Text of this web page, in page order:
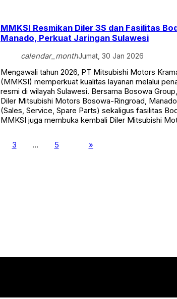
MMKSI Resmikan Diler 3S dan Fasilitas
Manado, Perkuat Jaringan Sulawesi
calendar_monthJumat, 30 Jan 2026
Mengawali tahun 2026, PT Mitsubishi Motors
(MMKSI) memperkuat kualitas layanan melalui
resmi di wilayah Sulawesi. Bersama Bosowa
Diler Mitsubishi Motors Bosowa-Ringroad,
(Sales, Service, Spare Parts) sekaligus fasilitas
MMKSI juga membuka kembali Diler Mitsubishi
3 … 5 »